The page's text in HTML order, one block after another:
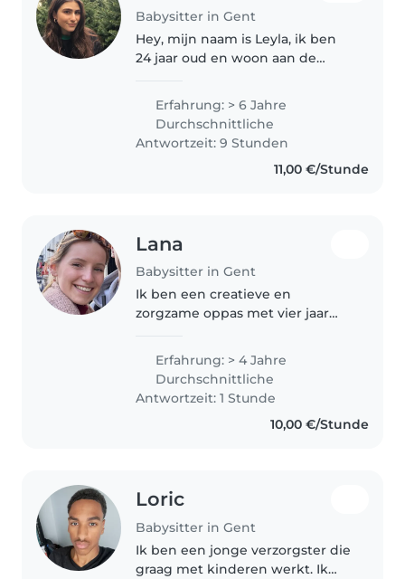
Babysitter in Gent
Hey, mijn naam is Leyla, ik ben
24 jaar oud en woon aan de
ervaring met kindjes tussen 1-10
jaar maar sta zeker open voor..
Erfahrung: > 6 Jahre
Durchschnittliche
Antwortzeit: 9 Stunden
11,00 €/Stunde
Lana
Babysitter in Gent
Ik ben een creatieve en
zorgzame oppas met vier jaar
Nederlands en Engels. Ik heb
een certificaat EHBO voor baby's
en kinderen, ook heb ik jaren
Erfahrung: > 4 Jahre
Durchschnittliche
Antwortzeit: 1 Stunde
10,00 €/Stunde
Loric
Babysitter in Gent
Ik ben een jonge verzorgster die
graag met kinderen werkt. Ik